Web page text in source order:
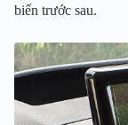
biến trước sau.